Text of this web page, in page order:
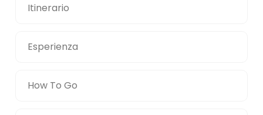
Itinerario
Esperienza
How To Go